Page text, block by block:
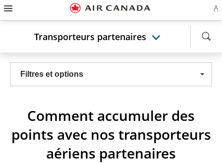
Passez
la
Passer
la
Passer
contenu
Passez
champ
Passer
liens
Passer
plan
Passer
Pour
Transporteurs partenaires
Filtres et options
Comment accumuler des
points avec nos transporteurs
aériens partenaires